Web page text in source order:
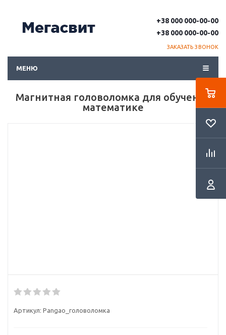
+38 000 000-00-00
+38 000 000-00-00
ЗАКАЗАТЬ ЗВОНОК
МЕНЮ
Магнитная головоломка для обучения
математике
Артикул: Pangao_головоломка